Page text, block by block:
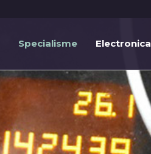
Specialisme Electronica